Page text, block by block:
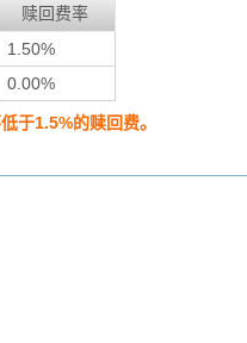
赎回费率
1.50%
0.00%
于1.5%的赎回费。